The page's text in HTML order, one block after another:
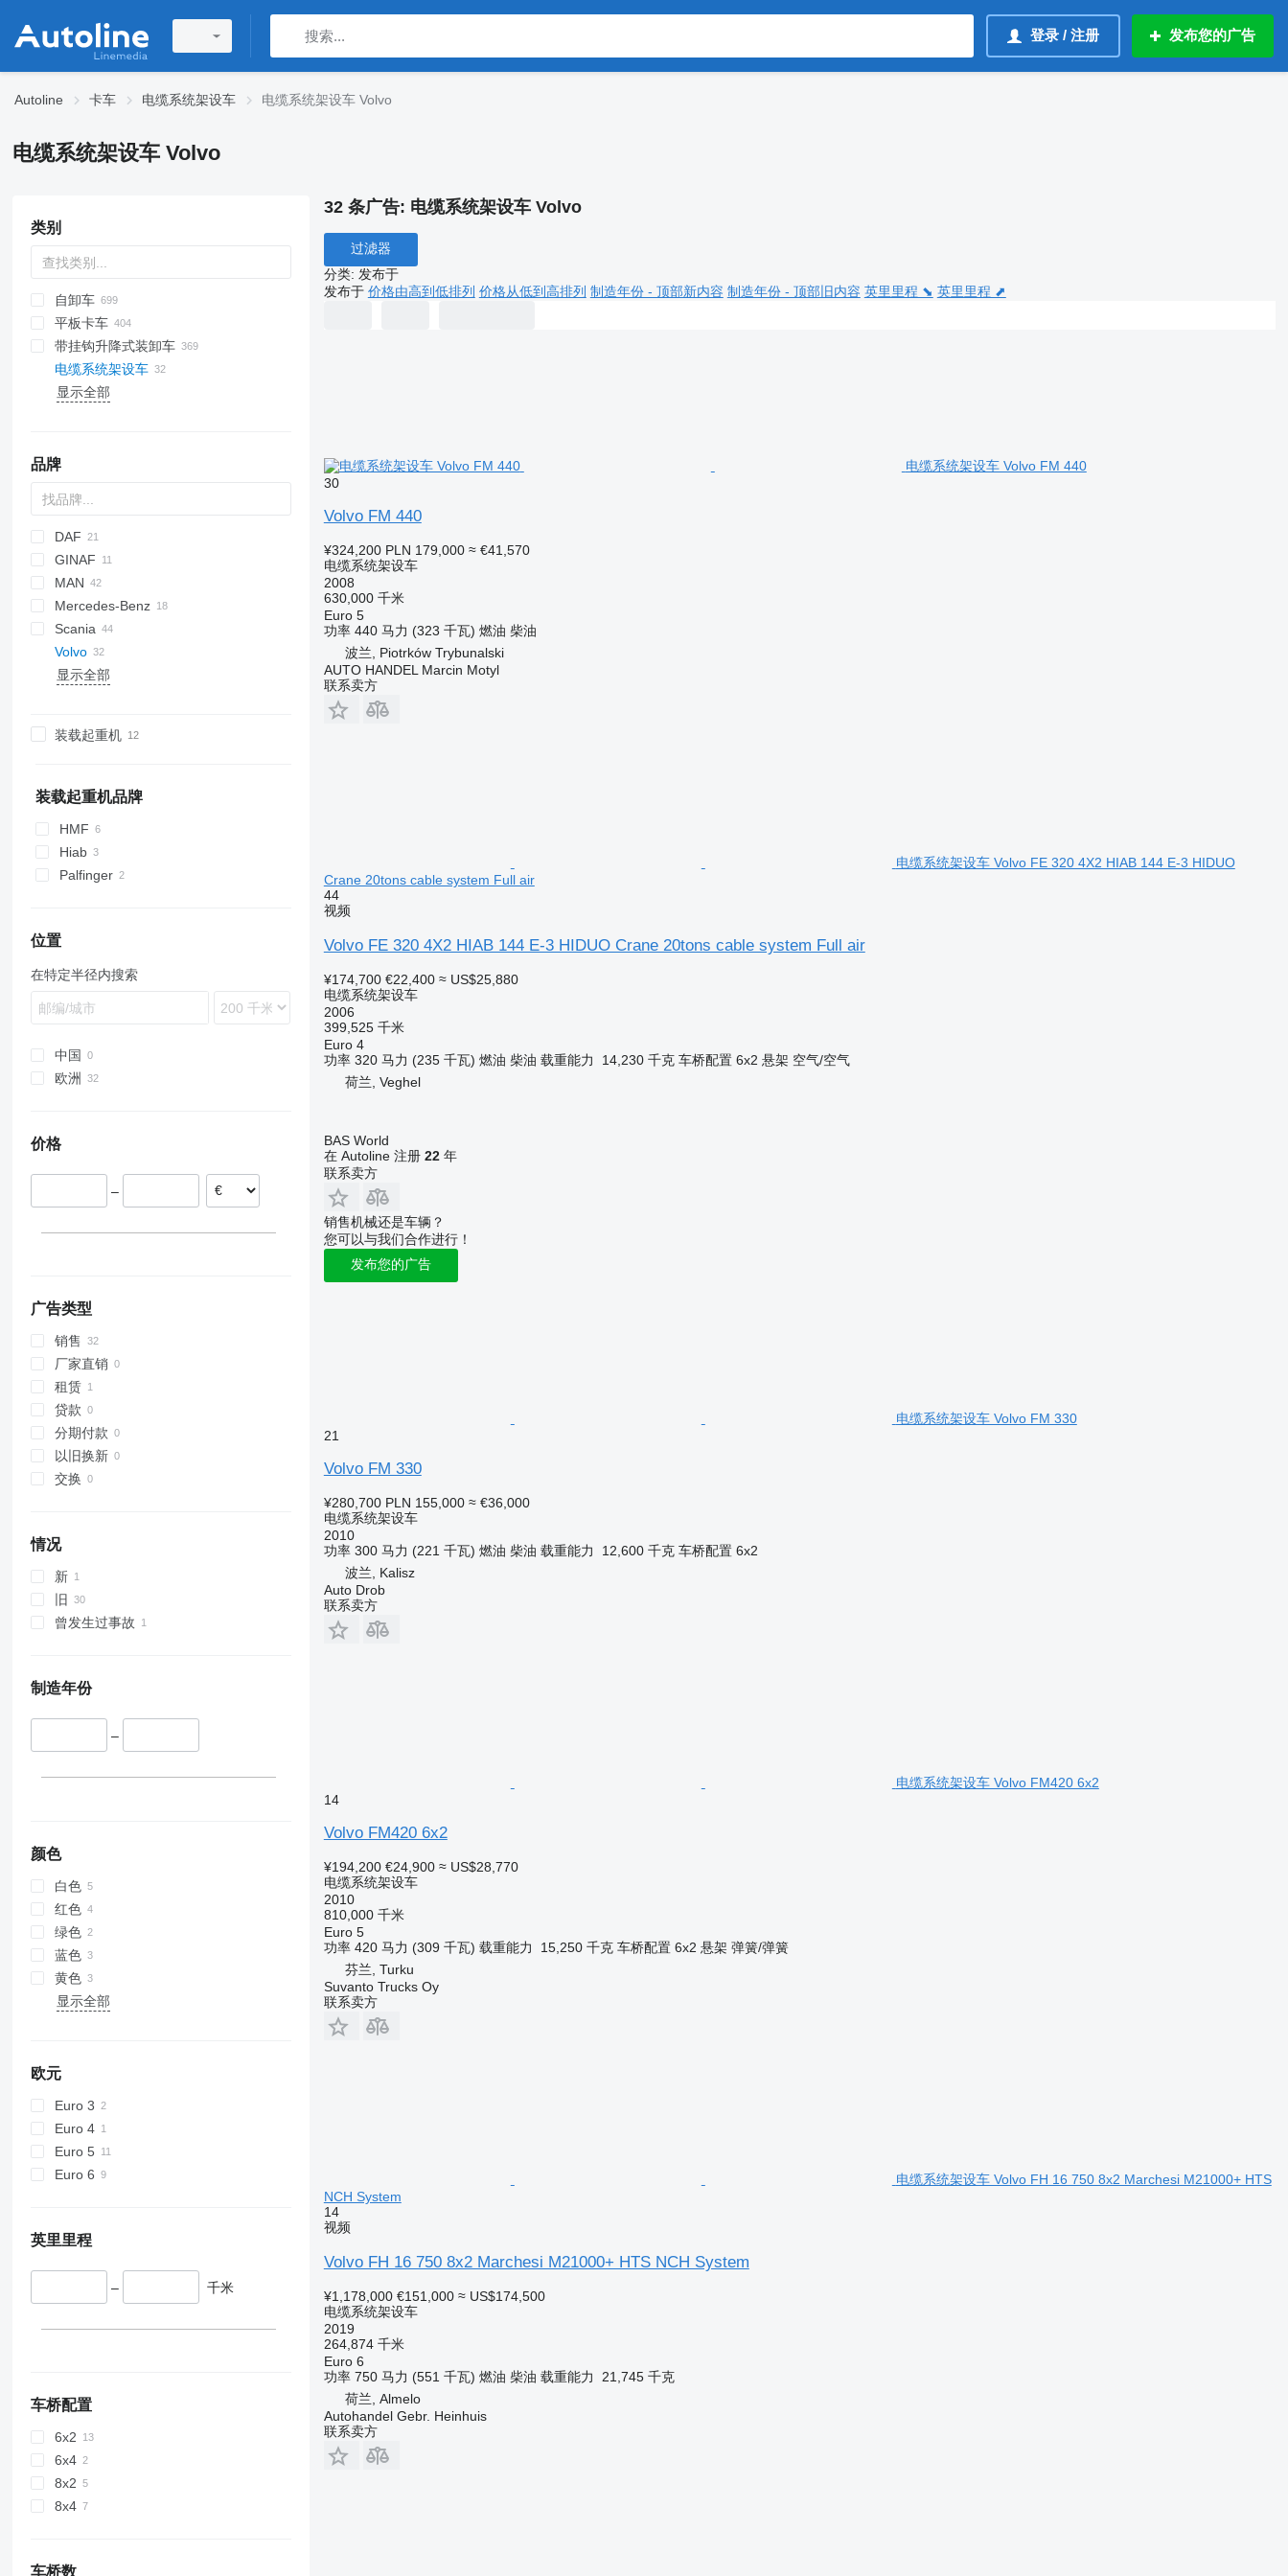
登录 / 注册 发布您的广告
Autoline 卡车 电缆系统架设车 电缆系统架设车 Volvo
电缆系统架设车 Volvo
类别
自卸车
平板卡车
带挂钩升降式装卸车
电缆系统架设车
显示全部
品牌
DAF
CF
XF
GINAF
G series
X series
EuroCargo
Stralis
Trakker
MAN
NL series
TGA
TGS
TGX
Mercedes-Benz
Actros
Antos
Arocs
567
Midlum
Premium
Scania
G-series
LB
FL
FM
Volvo
FE
FH12 460
FH16
FH 420
FH 500
FH 520
FM 300
FM 340
FM 400
FM 420
FM 440
FMX
FMX 410
显示全部
装载起重机
装载起重机品牌
HMF
Hiab
Palfinger
位置
在特定半径内搜索
中国
欧洲
葡萄牙
价格
–
广告类型
销售
厂家直销
租赁
贷款
分期付款
以旧换新
交换
情况
新
旧
曾发生过事故
制造年份
–
颜色
白色
红色
绿色
蓝色
黄色
显示全部
欧元
Euro 3
Euro 4
Euro 5
Euro 6
英里里程
– 千米
车桥配置
6x2
6x4
8x2
8x4
车桥数
32 条广告: 电缆系统架设车 Volvo
过滤器
分类: 发布于
发布于 价格由高到低排列 价格从低到高排列 制造年份 - 顶部新内容 制造年份 - 顶部旧内容 英里里程 ⬊ 英里里程 ⬈
电缆系统架设车 Volvo FM 440
30
Volvo FM 440
¥324,200 PLN 179,000 ≈ €41,570
电缆系统架设车
2008
630,000 千米
Euro 5
功率 440 马力 (323 千瓦) 燃油 柴油
波兰, Piotrków Trybunalski
AUTO HANDEL Marcin Motyl
联系卖方
电缆系统架设车 Volvo FE 320 4X2 HIAB 144 E-3 HIDUO
Crane 20tons cable system Full air
44
视频
Volvo FE 320 4X2 HIAB 144 E-3 HIDUO Crane 20tons cable system Full air
¥174,700 €22,400 ≈ US$25,880
电缆系统架设车
2006
399,525 千米
Euro 4
功率 320 马力 (235 千瓦) 燃油 柴油 载重能力 14,230 千克 车桥配置 6x2 悬架 空气/空气
荷兰, Veghel
BAS World
在 Autoline 注册 22年
联系卖方
销售机械还是车辆？
您可以与我们合作进行！
发布您的广告
电缆系统架设车 Volvo FM 330
21
Volvo FM 330
¥280,700 PLN 155,000 ≈ €36,000
电缆系统架设车
2010
功率 300 马力 (221 千瓦) 燃油 柴油 载重能力 12,600 千克 车桥配置 6x2
波兰, Kalisz
Auto Drob
联系卖方
电缆系统架设车 Volvo FM420 6x2
14
Volvo FM420 6x2
¥194,200 €24,900 ≈ US$28,770
电缆系统架设车
2010
810,000 千米
Euro 5
功率 420 马力 (309 千瓦) 载重能力 15,250 千克 车桥配置 6x2 悬架 弹簧/弹簧
芬兰, Turku
Suvanto Trucks Oy
联系卖方
电缆系统架设车 Volvo FH 16 750 8x2 Marchesi M21000+ HTS
NCH System
14
视频
Volvo FH 16 750 8x2 Marchesi M21000+ HTS NCH System
¥1,178,000 €151,000 ≈ US$174,500
电缆系统架设车
2019
264,874 千米
Euro 6
功率 750 马力 (551 千瓦) 燃油 柴油 载重能力
21,745 千克
荷兰, Almelo
Autohandel Gebr. Heinhuis
联系卖方